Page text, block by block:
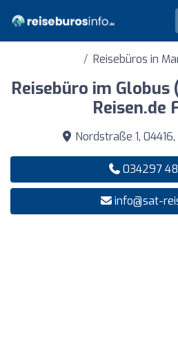
Reisebüros in
Reisebüro im Globus
Reisen.de
Nordstraße 1,
034297
info@sat-